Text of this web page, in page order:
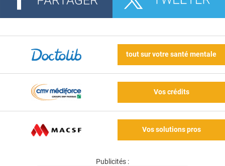
tout sur votre santé mentale
Vos crédits
Vos solutions pros
Publicités :